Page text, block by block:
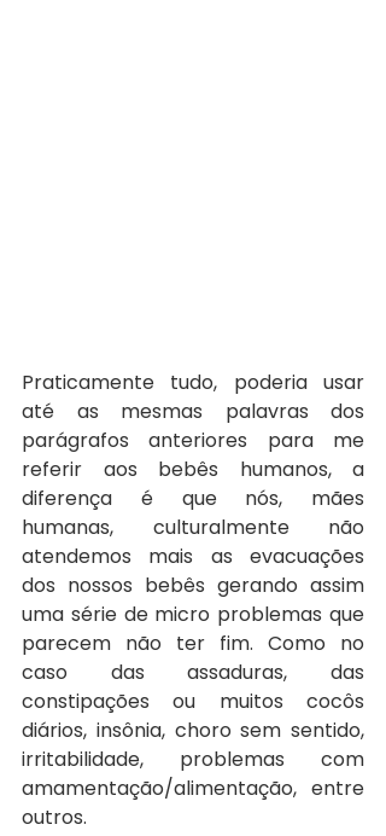
Praticamente tudo, poderia usar
até as mesmas palavras dos
parágrafos anteriores para me
referir aos bebês humanos, a
diferença é que nós, mães
humanas, culturalmente não
atendemos mais as evacuações
dos nossos bebês gerando assim
uma série de micro problemas que
parecem não ter fim. Como no
caso das assaduras, das
constipações ou muitos cocôs
diários, insônia, choro sem sentido,
irritabilidade, problemas com
amamentação/alimentação, entre
outros.